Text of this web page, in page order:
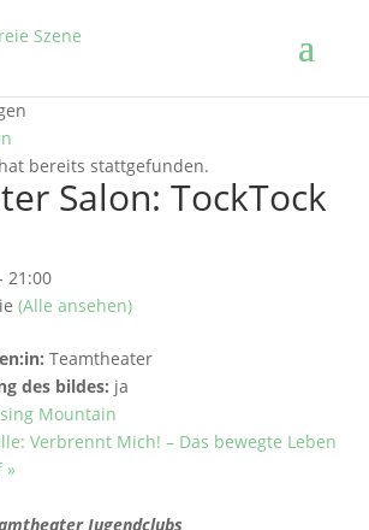
bereits stattgefunden.
Salon: TockTock
21:00
(Alle ansehen)
Teamtheater
des bildes: ja
Mountain
Verbrennt Mich! – Das bewegte Leben
»
Jugendclubs